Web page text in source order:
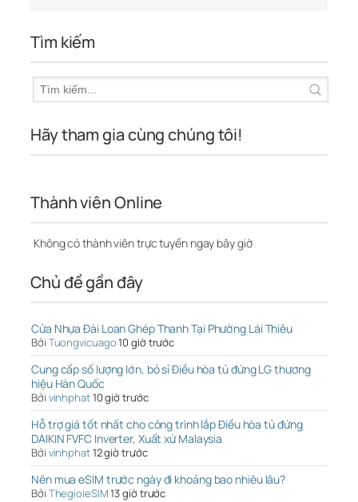
Tìm kiếm
Hãy tham gia cùng chúng tôi!
Thành viên Online
Không có thành viên trực tuyến ngay bây giờ
Chủ đề gần đây
Cửa Nhựa Đài Loan Ghép Thanh Tại Phường Lái Thiêu
Bởi Tuongvicuago10 giờ trước
Cung cấp số lượng lớn, bỏ sỉ Điều hòa tủ đứng LG thương
hiệu Hàn Quốc
Bởi vinhphat10 giờ trước
Hỗ trợ giá tốt nhất cho công trình lắp Điều hòa tủ đứng
DAIKIN FVFC Inverter, Xuất xứ Malaysia
Bởi vinhphat12 giờ trước
Nên mua eSIM trước ngày đi khoảng bao nhiêu lâu?
Bởi ThegioieSIM13 giờ trước